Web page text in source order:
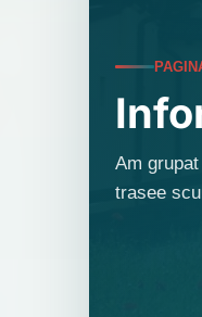
Am
trasee